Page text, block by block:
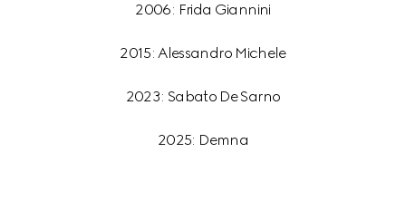
2006: Frida Giannini
2015: Alessandro Michele
2023: Sabato De Sarno
2025: Demna